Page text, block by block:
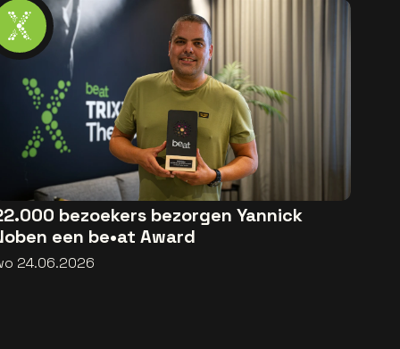
bezoekers bezorgen Yannick
een be•at Award
24.06.2026